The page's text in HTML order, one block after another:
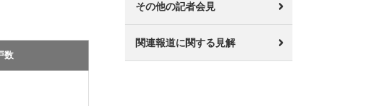
数
その他の記者会見
関連報道に関する見解